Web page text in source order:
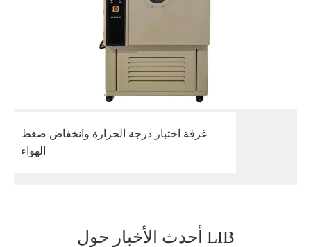
غرفة اختبار درجة الحرارة وانخفاض ضغط
الهواء
أحدث الأخبار حول LIB